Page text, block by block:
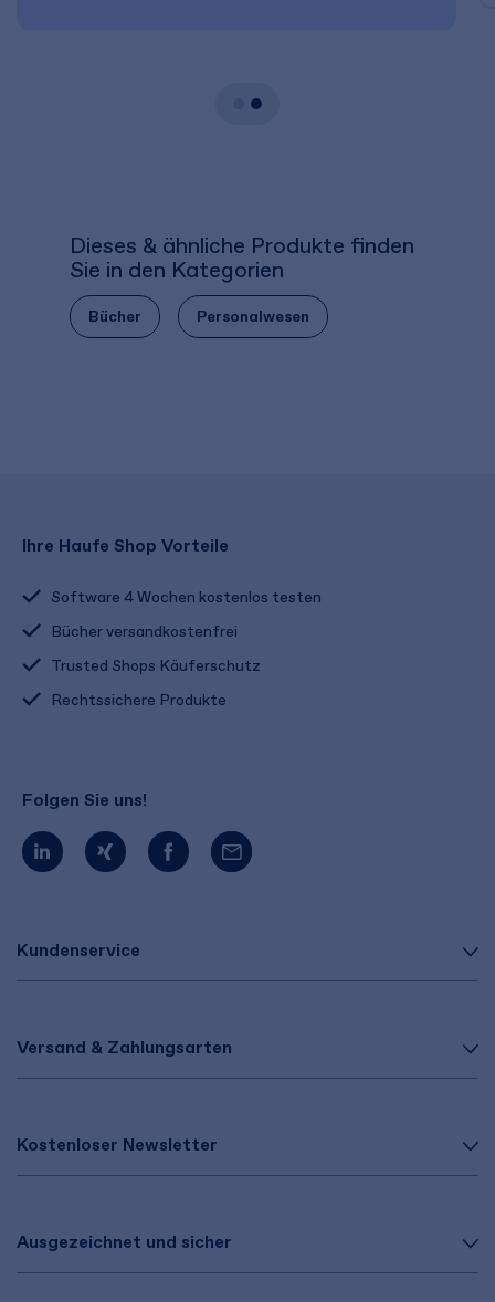
Dieses & ähnliche Produkte finden
Sie in den Kategorien
Bücher Personalwesen
Kundenservice
Versand & Zahlungsarten
Kostenloser Newsletter
Ausgezeichnet und sicher
Ihre Haufe Shop Vorteile
Software 4 Wochen kostenlos testen
Bücher versandkostenfrei
Trusted Shops Käuferschutz
Rechtssichere Produkte
Folgen Sie uns!